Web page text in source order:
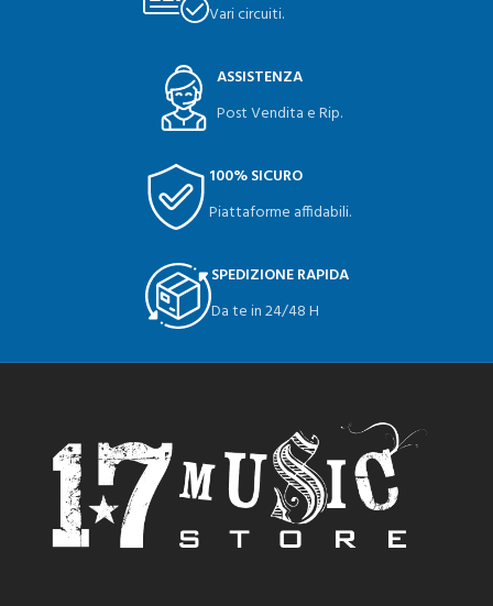
Vari circuiti.
ASSISTENZA
Post Vendita e Rip.
100% SICURO
Piattaforme affidabili.
SPEDIZIONE RAPIDA
Da te in 24/48 H